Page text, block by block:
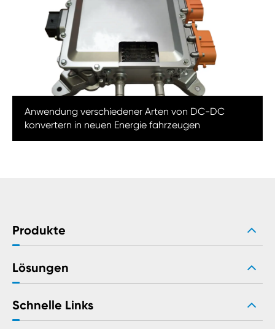
Anwendung verschiedener Arten von DC-DC
konvertern in neuen Energie fahrzeugen
Produkte
Lösungen
Schnelle Links